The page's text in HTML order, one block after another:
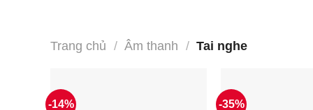
Trang chủ / Âm thanh / Tai nghe
-14% -35%